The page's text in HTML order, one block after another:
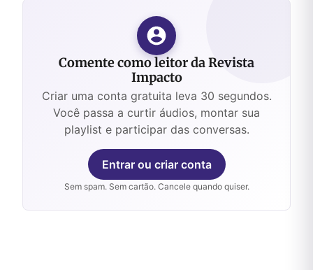
Comente como leitor da Revista
Impacto
Criar uma conta gratuita leva 30 segundos.
Você passa a curtir áudios, montar sua
playlist e participar das conversas.
Entrar ou criar conta
Sem spam. Sem cartão. Cancele quando quiser.